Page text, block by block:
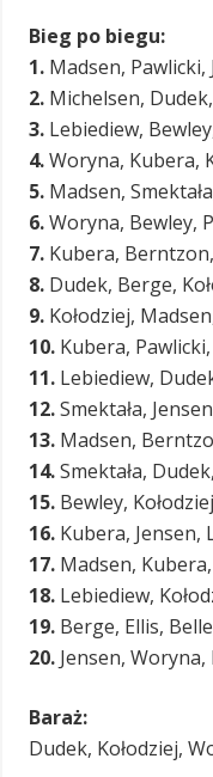
Bieg po biegu:
1. Madsen, Pawlicki,
2. Michelsen,
3. Lebiediew,
4.Woryna, Kubera,
5. Madsen,
6.Woryna, Bewley,
7. Kubera,
8. Dudek, Berge,
9. Kołodziej,
10. Kubera,
11. Lebiediew,
12.Smektała,
13. Madsen,
14.Smektała,
15. Bewley,
16. Kubera, Jensen,
17. Madsen,
18. Lebiediew,
19. Berge, Ellis,
20. Jensen,
Baraż:
Dudek, Kołodziej,